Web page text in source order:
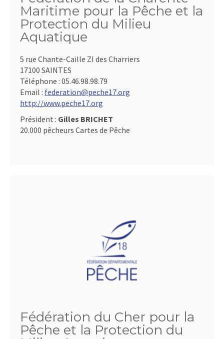
Maritime pour la Pêche et la
Protection du Milieu
Aquatique
5 rue Chante-Caille ZI des Charriers
17100 SAINTES
Téléphone : 05.46.98.98.79
Email : federation@peche17.org
http://www.peche17.org
Président : Gilles BRICHET
20.000 pêcheurs Cartes de Pêche
Fédération du Cher pour la
Pêche et la Protection du